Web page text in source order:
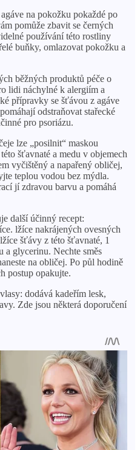
na pokožku pokaždé po
pomůže zbavit se černých
používání této rostliny
buňky, omlazovat pokožku a
běžných produktů péče o
lidi náchylné k alergiím a
přípravky se šťávou z agáve
odstraňovat stařecké
pro psoriázu.
lze „posilnit“ maskou
šťavnaté a medu v objemech
vyčištěný a napařený obličej,
teplou vodou bez mýdla.
jí zdravou barvu a pomáhá
další účinný recept:
lžíce nakrájených ovesných
šťávy z této šťavnaté, 1
a glycerinu. Nechte směs
na obličej. Po půl hodině
postup opakujte.
dodává kadeřím lesk,
Zde jsou některá doporučení